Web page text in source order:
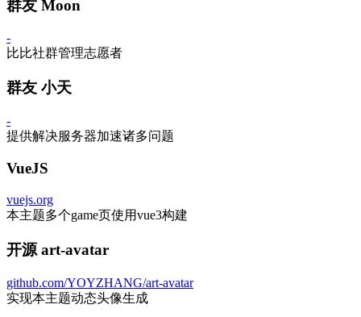
群友 Moon
-
比比社群管理志愿者
群友 小天
-
提供解决服务器加速诸多问题
VueJS
vuejs.org
本主题多个game页使用vue3构建
开源 art-avatar
github.com/YOYZHANG/art-avatar
实现本主题动态头像生成